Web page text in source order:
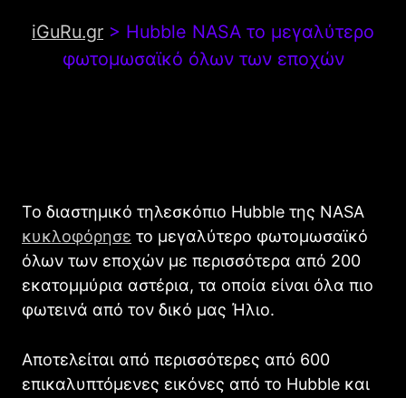
iGuRu.gr > Hubble NASA το μεγαλύτερο
φωτομωσαϊκό όλων των εποχών
Το διαστημικό τηλεσκόπιο Hubble της NASA
κυκλοφόρησε το μεγαλύτερο φωτομωσαϊκό
όλων των εποχών με περισσότερα από 200
εκατομμύρια αστέρια, τα οποία είναι όλα πιο
φωτεινά από τον δικό μας Ήλιο.
Αποτελείται από περισσότερες από 600
επικαλυπτόμενες εικόνες από το Hubble και